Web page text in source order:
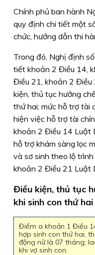
Chính phủ ban hành
quy định chi tiết một
chức, hướng dẫn thi
Trong đó, Nghị định
tiết khoản 2 Điều 14,
Điều 21, khoản 2 Điều
kiện, thủ tục hưởng
thứ hai; mức hỗ trợ tài
hiện việc hỗ trợ tài
khoản 2 Điều 14 Luật
hỗ trợ khám sàng lọc
và sơ sinh theo lộ
khoản 2 Điều 21 Luật
Điều kiện, thủ tục
khi sinh con thứ hai
Điểm a khoản 1 Điều
hợp sinh con thứ hai,
động nữ là 07 tháng;
khi vợ sinh con.